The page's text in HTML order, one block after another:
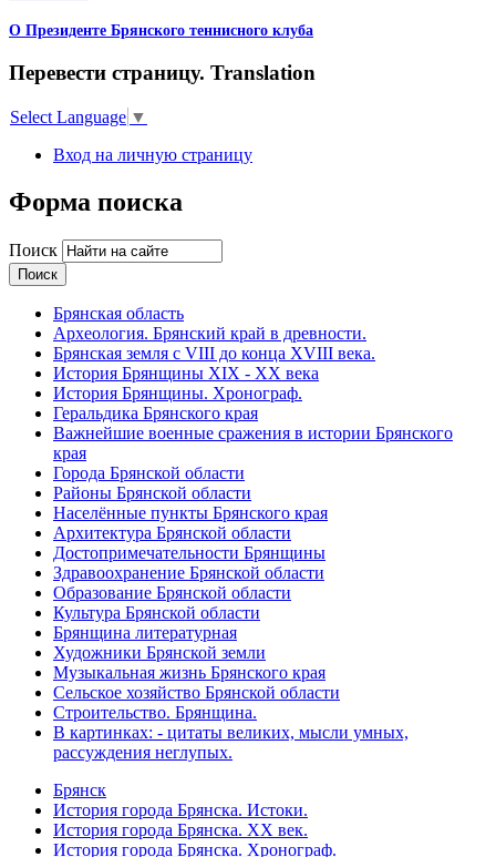
О Президенте Брянского теннисного клуба
Перевести страницу. Translation
Select Language ▼
Вход на личную страницу
Форма поиска
Поиск
Брянская область
Археология. Брянский край в древности.
Брянская земля с VIII до конца XVIII века.
История Брянщины XIX - XX века
История Брянщины. Хронограф.
Геральдика Брянского края
Важнейшие военные сражения в истории Брянского
края
Города Брянской области
Районы Брянской области
Населённые пункты Брянского края
Архитектура Брянской области
Достопримечательности Брянщины
Здравоохранение Брянской области
Образование Брянской области
Культура Брянской области
Брянщина литературная
Художники Брянской земли
Музыкальная жизнь Брянского края
Сельское хозяйство Брянской области
Строительство. Брянщина.
В картинках: - цитаты великих, мысли умных,
рассуждения неглупых.
Брянск
История города Брянска. Истоки.
История города Брянска. XX век.
История города Брянска. Хронограф.